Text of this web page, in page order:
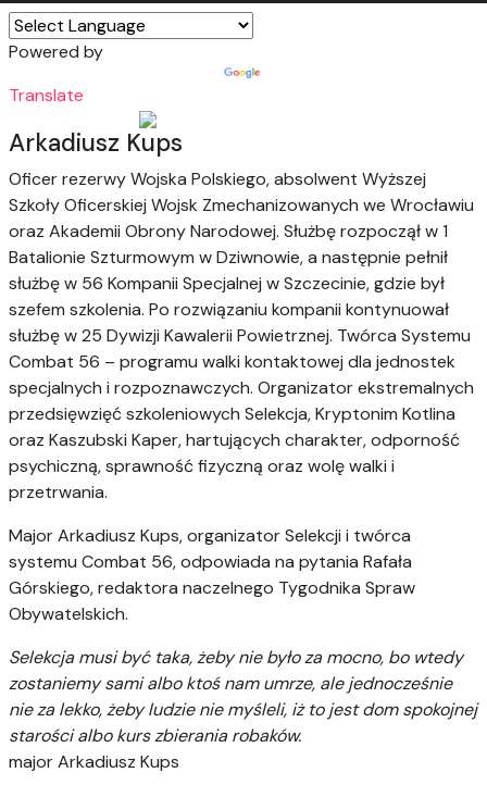
Powered by
Translate
Arkadiusz Kups
Oficer rezerwy Wojska Polskiego, absolwent Wyższej
Szkoły Oficerskiej Wojsk Zmechanizowanych we Wrocławiu
oraz Akademii Obrony Narodowej. Służbę rozpoczął w 1
Batalionie Szturmowym w Dziwnowie, a następnie pełnił
służbę w 56 Kompanii Specjalnej w Szczecinie, gdzie był
szefem szkolenia. Po rozwiązaniu kompanii kontynuował
służbę w 25 Dywizji Kawalerii Powietrznej. Twórca Systemu
Combat 56 – programu walki kontaktowej dla jednostek
specjalnych i rozpoznawczych. Organizator ekstremalnych
przedsięwzięć szkoleniowych Selekcja, Kryptonim Kotlina
oraz Kaszubski Kaper, hartujących charakter, odporność
psychiczną, sprawność fizyczną oraz wolę walki i
przetrwania.
Major Arkadiusz Kups, organizator Selekcji i twórca
systemu Combat 56, odpowiada na pytania Rafała
Górskiego, redaktora naczelnego Tygodnika Spraw
Obywatelskich.
Selekcja musi być taka, żeby nie było za mocno, bo wtedy
zostaniemy sami albo ktoś nam umrze, ale jednocześnie
nie za lekko, żeby ludzie nie myśleli, iż to jest dom spokojnej
starości albo kurs zbierania robaków.
major Arkadiusz Kups